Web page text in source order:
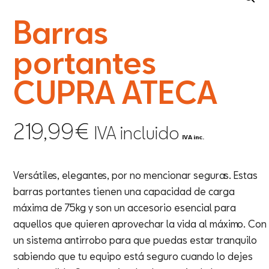
Barras
portantes
CUPRA ATECA
219,99€ IVA incluido IVA inc.
Versátiles, elegantes, por no mencionar seguras. Estas
barras portantes tienen una capacidad de carga
máxima de 75kg y son un accesorio esencial para
aquellos que quieren aprovechar la vida al máximo. Con
un sistema antirrobo para que puedas estar tranquilo
sabiendo que tu equipo está seguro cuando lo dejes